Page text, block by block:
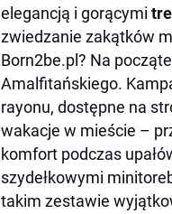
elegancją i gorącymi
zwiedzanie zakątków
Born2be.pl? Na
Amalfitańskiego.
rayonu, dostępne na
wakacje w mieście –
komfort podczas
szydełkowymi
takim zestawie